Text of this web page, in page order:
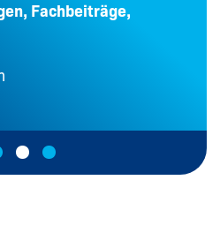
Fachbeiträge,